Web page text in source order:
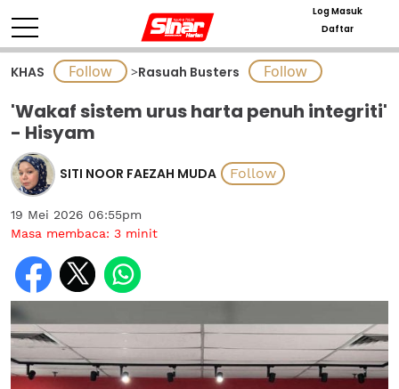
Log Masuk
Daftar
KHAS >Rasuah Busters
'Wakaf sistem urus harta penuh integriti'
- Hisyam
SITI NOOR FAEZAH MUDA
19 Mei 2026 06:55pm
Masa membaca: 3 minit